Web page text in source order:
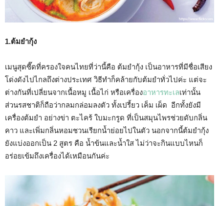
1.ต้มยำกุ้ง
เมนูสุดซี๊ดที่ครองใจคนไทยที่ว่านี้คือ ต้มยำกุ้ง เป็นอาหารที่มีชื่อเสียง
โด่งดังไปไกลถึงต่างประเทศ วิธีทำก็คล้ายกับต้มยำทั่วไปค่ะ แต่จะ
ต่างกันที่เปลี่ยนจากเนื้อหมู เนื้อไก่ หรือเครื่องอาหารทะเลเท่านั้น
ส่วนรสชาติก็ถือว่ากลมกล่อมลงตัว ทั้งเปรี้ยว เค็ม เผ็ด อีกทั้งยังมี
เครื่องต้มยำ อย่างข่า ตะไคร้ ใบมะกรูด ที่เป็นสมุนไพรช่วยดับกลิ่น
คาว และเพิ่มกลิ่นหอมชวนเรียกน้ำย่อยไปในตัว นอกจากนี้ต้มยำกุ้ง
ยังแบ่งออกเป็น 2 สูตร คือ น้ำข้นและน้ำใส ไม่ว่าจะกินแบบไหนก็
อร่อยเข้มถึงเครื่องได้เหมือนกันค่ะ